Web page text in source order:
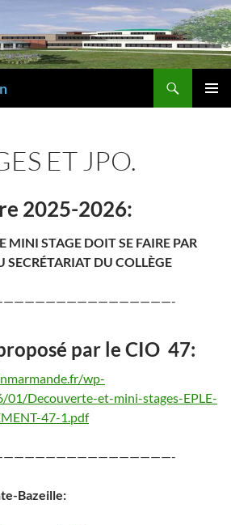
ET JPO.
2025-2026:
MINI STAGE DOIT SE FAIRE PAR
SECRÉTARIAT DU COLLÈGE
par le CIO 47:
wp-
Decouverte-et-mini-stages-EPLE-
47-1.pdf
Bazeille: